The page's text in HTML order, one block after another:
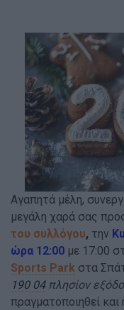
Αγαπητά μέλη,
μεγάλη χαρά σας
του συλλόγου, την
ώρα 12:00 με 17:00
Sports Park στα
190 04πλησίον
πραγματοποιηθεί και